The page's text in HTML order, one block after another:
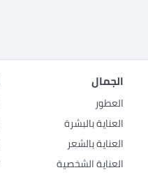
الجمال
العطور
العناية بالبشرة
العناية بالشعر
العناية الشخصية